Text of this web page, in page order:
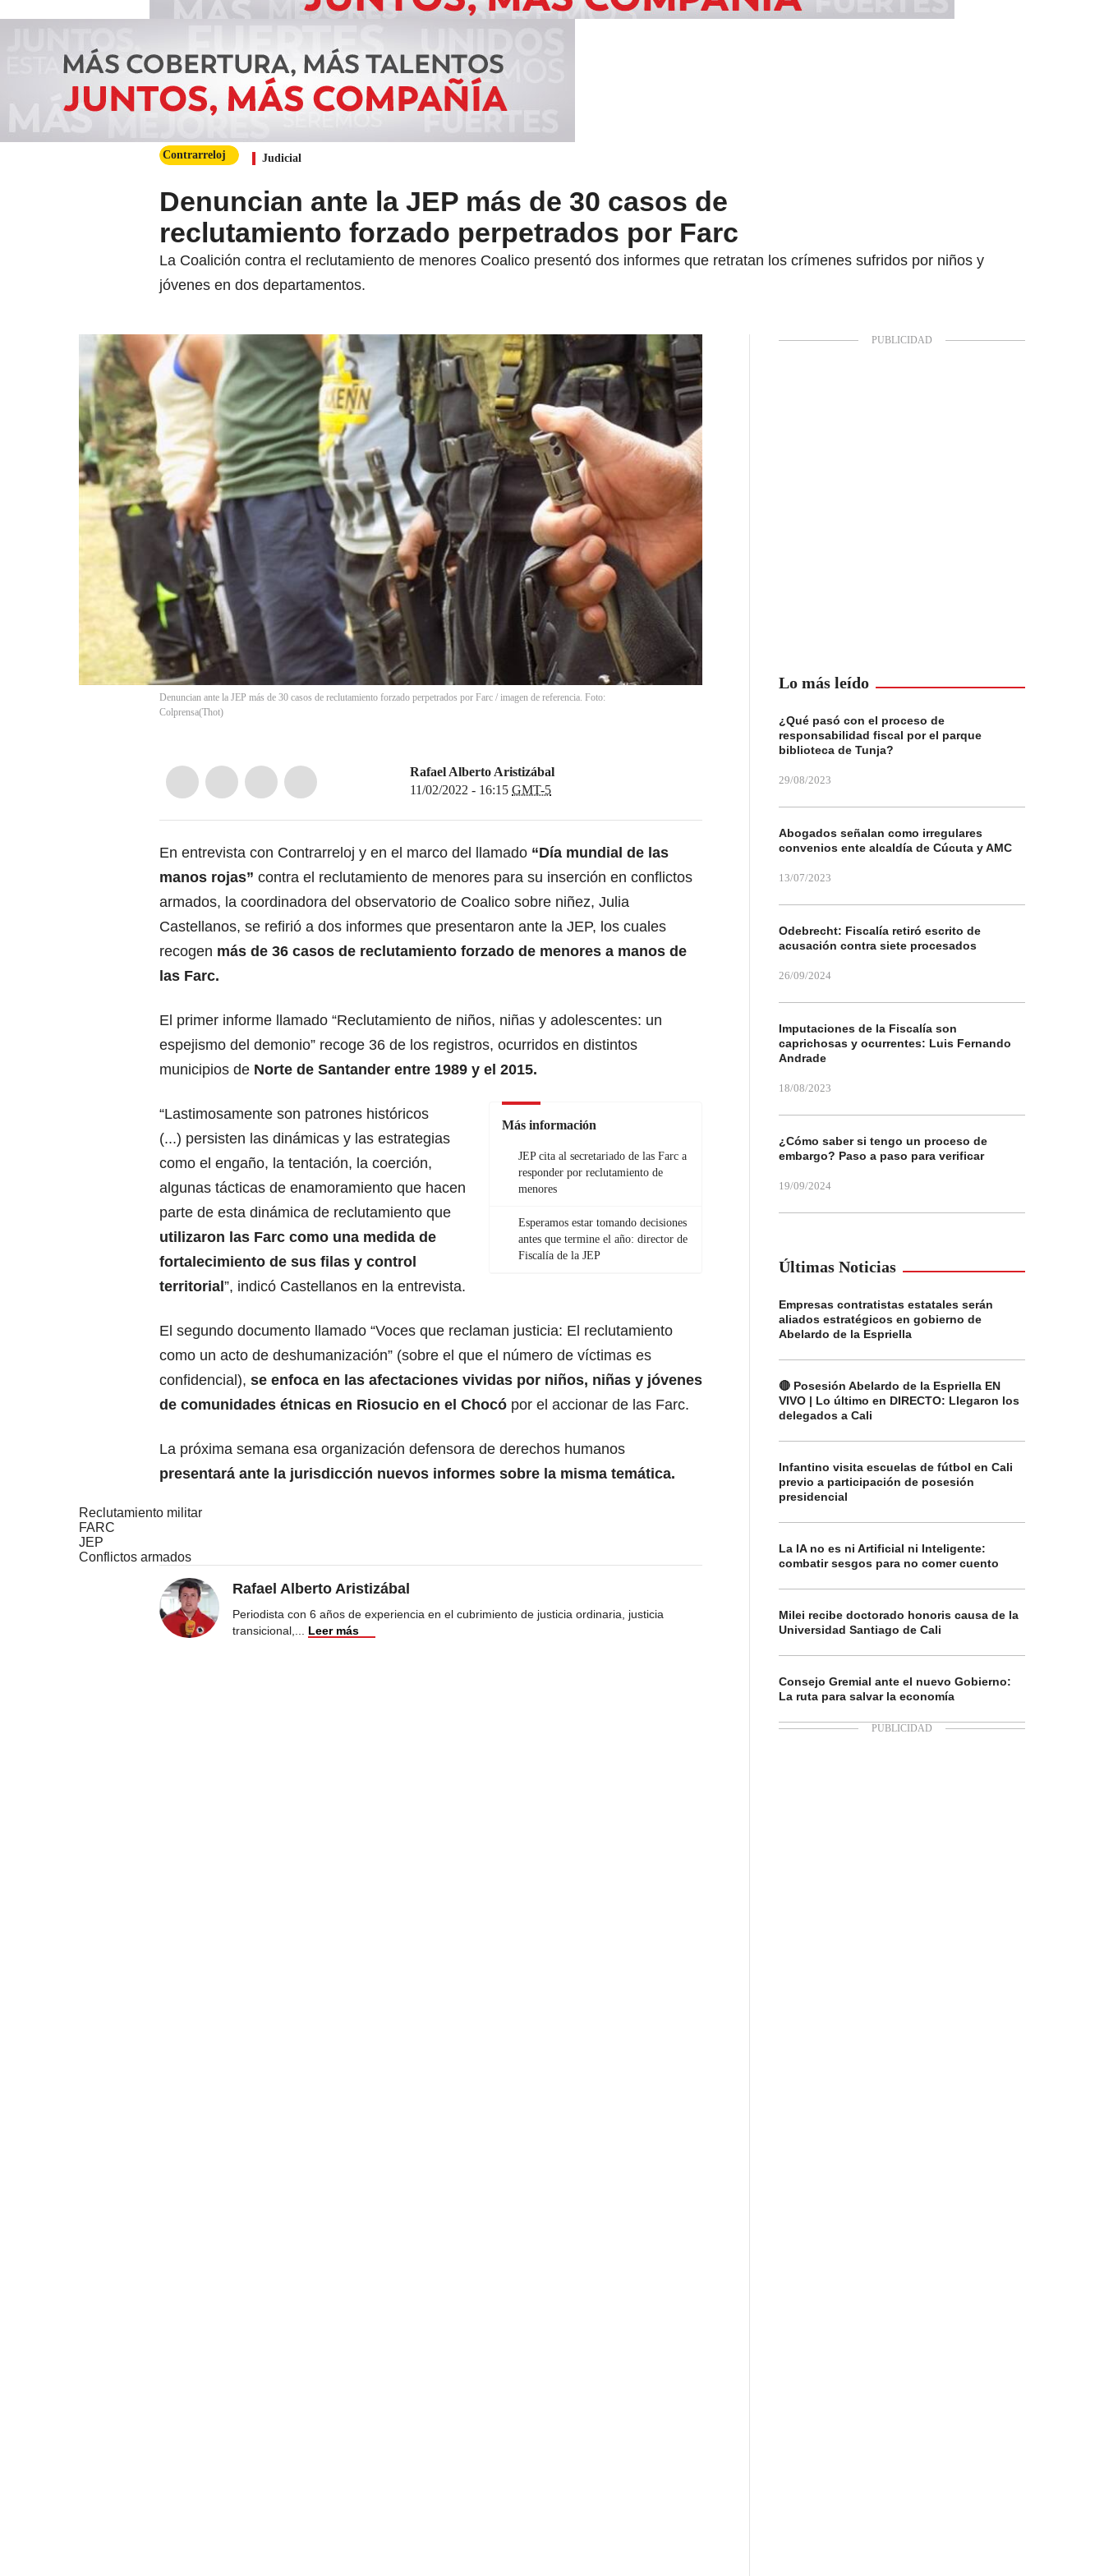
Contrarreloj Judicial
Denuncian ante la JEP más de 30 casos de
reclutamiento forzado perpetrados por Farc
La Coalición contra el reclutamiento de menores Coalico presentó dos informes que retratan los crímenes sufridos por niños y
jóvenes en dos departamentos.
Denuncian ante la JEP más de 30 casos de reclutamiento forzado perpetrados por Farc / imagen de referencia. Foto:
Colprensa(Thot)
Rafael Alberto Aristizábal
11/02/2022 - 16:15 GMT-5
En entrevista con Contrarreloj y en el marco del llamado “Día mundial de las
manos rojas” contra el reclutamiento de menores para su inserción en conflictos
armados, la coordinadora del observatorio de Coalico sobre niñez, Julia
Castellanos, se refirió a dos informes que presentaron ante la JEP, los cuales
recogen más de 36 casos de reclutamiento forzado de menores a manos de
las Farc.
El primer informe llamado “Reclutamiento de niños, niñas y adolescentes: un
espejismo del demonio” recoge 36 de los registros, ocurridos en distintos
municipios de Norte de Santander entre 1989 y el 2015.
Más información
JEP cita al secretariado de las Farc a
responder por reclutamiento de
menores
Esperamos estar tomando decisiones
antes que termine el año: director de
Fiscalía de la JEP
“Lastimosamente son patrones históricos
(...) persisten las dinámicas y las estrategias
como el engaño, la tentación, la coerción,
algunas tácticas de enamoramiento que hacen
parte de esta dinámica de reclutamiento que
utilizaron las Farc como una medida de
fortalecimiento de sus filas y control
territorial”, indicó Castellanos en la entrevista.
El segundo documento llamado “Voces que reclaman justicia: El reclutamiento
como un acto de deshumanización” (sobre el que el número de víctimas es
confidencial), se enfoca en las afectaciones vividas por niños, niñas y jóvenes
de comunidades étnicas en Riosucio en el Chocó por el accionar de las Farc.
La próxima semana esa organización defensora de derechos humanos
presentará ante la jurisdicción nuevos informes sobre la misma temática.
Reclutamiento militar
FARC
JEP
Conflictos armados
Rafael Alberto Aristizábal
Periodista con 6 años de experiencia en el cubrimiento de justicia ordinaria, justicia
transicional,
Leer más
Lo más leído
¿Qué pasó con el proceso de
responsabilidad fiscal por el parque
biblioteca de Tunja?
29/08/2023
Abogados señalan como irregulares
convenios ente alcaldía de Cúcuta y AMC
13/07/2023
Odebrecht: Fiscalía retiró escrito de
acusación contra siete procesados
26/09/2024
Imputaciones de la Fiscalía son
caprichosas y ocurrentes: Luis Fernando
Andrade
18/08/2023
¿Cómo saber si tengo un proceso de
embargo? Paso a paso para verificar
19/09/2024
Últimas Noticias
Empresas contratistas estatales serán
aliados estratégicos en gobierno de
Abelardo de la Espriella
🔴 Posesión Abelardo de la Espriella EN
VIVO | Lo último en DIRECTO: Llegaron los
delegados a Cali
Infantino visita escuelas de fútbol en Cali
previo a participación de posesión
presidencial
La IA no es ni Artificial ni Inteligente:
combatir sesgos para no comer cuento
Milei recibe doctorado honoris causa de la
Universidad Santiago de Cali
Consejo Gremial ante el nuevo Gobierno:
La ruta para salvar la economía